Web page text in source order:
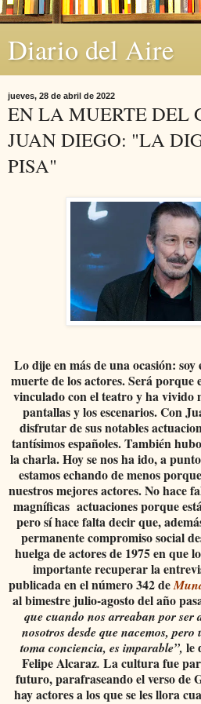
Diario del Aire
jueves, 28 de abril de 2022
EN LA MUERTE DEL
JUAN DIEGO: "LA
PISA"
Lo dije en más de una ocasión: soy
muerte de los actores. Será porque
vinculado con el teatro y ha vivido
pantallas y los escenarios. Con
disfrutar de sus notables
tantísimos españoles. También
la charla. Hoy se nos ha ido, a
estamos echando de menos
nuestros mejores actores. No hace
magníficas actuaciones porque
pero sí hace falta decir que,
permanente compromiso social
huelga de actores de 1975 en que
importante recuperar la
publicada en el número 342 de
al bimestre julio-agosto del año
que cuando nos arreaban por
nosotros desde que nacemos,
toma conciencia, es imparable”, le
Felipe Alcaraz. La cultura fue
futuro, parafraseando el verso de
hay actores a los que se les llora